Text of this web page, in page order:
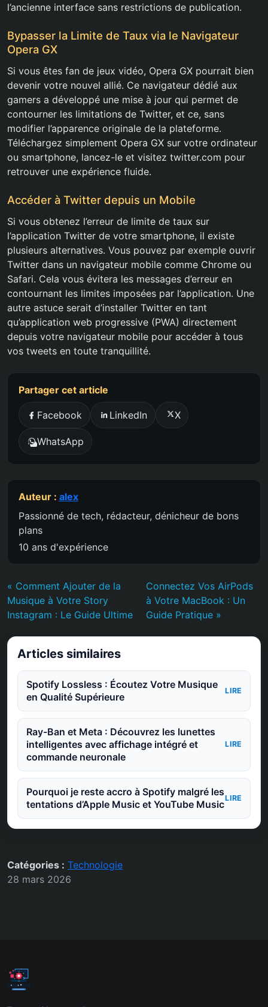
l’ancienne interface sans restrictions de publication.
Bypasser la Limite de Taux via le Navigateur
Opera GX
Si vous êtes fan de jeux vidéo, Opera GX pourrait bien
devenir votre nouvel allié. Ce navigateur dédié aux
gamers a développé une mise à jour qui permet de
contourner les limitations de Twitter, et ce, sans
modifier l’apparence originale de la plateforme.
Téléchargez simplement Opera GX sur votre ordinateur
ou smartphone, lancez-le et visitez twitter.com pour
retrouver une expérience fluide.
Accéder à Twitter depuis un Mobile
Si vous obtenez l’erreur de limite de taux sur
l’application Twitter de votre smartphone, il existe
plusieurs alternatives. Vous pouvez par exemple ouvrir
Twitter dans un navigateur mobile comme Chrome ou
Safari. Cela vous évitera les messages d’erreur en
contournant les limites imposées par l’application. Une
autre astuce serait d’installer Twitter en tant
qu’application web progressive (PWA) directement
depuis votre navigateur mobile pour accéder à tous
vos tweets en toute tranquillité.
Partager cet article
Facebook LinkedIn X
WhatsApp
Auteur : alex
Passionné de tech, rédacteur, dénicheur de bons
plans
10 ans d'expérience
« Comment Ajouter de la
Musique à Votre Story
Instagram : Le Guide Ultime
Connectez Vos AirPods
à Votre MacBook : Un
Guide Pratique »
Articles similaires
Spotify Lossless : Écoutez Votre Musique
en Qualité Supérieure
LIRE
Ray-Ban et Meta : Découvrez les lunettes
intelligentes avec affichage intégré et
commande neuronale
LIRE
Pourquoi je reste accro à Spotify malgré les
tentations d’Apple Music et YouTube Music
LIRE
Catégories : Technologie
28 mars 2026